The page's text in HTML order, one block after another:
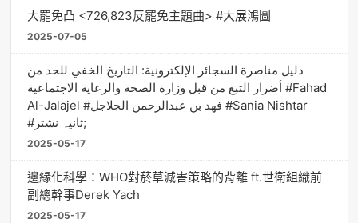
大罷免凸 <726,823反罷免主題曲> #大展鴻圖
2025-07-05
دليل مناصرة السجائر الإلكترونية: التاريخ الخفي للحد من
أضرار التبغ من قبل وزارة الصحة والرعاية الاجتماعية #Fahad
Al-Jalajel #فهد بن عبدالرحمن الجلاجل #Sania Nishtar
#ثانیہ نشتر;
2025-05-17
邊緣化科學：WHO對菸草減害策略的背離 ft.世衛組織前
副總幹事Derek Yach
2025-05-17